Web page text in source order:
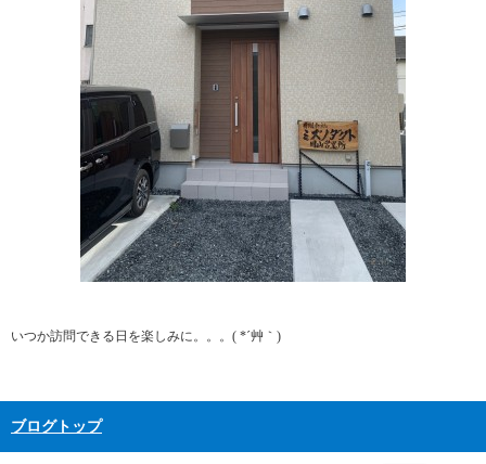
いつか訪問できる日を楽しみに。。。( *´艸｀)
ブログトップ